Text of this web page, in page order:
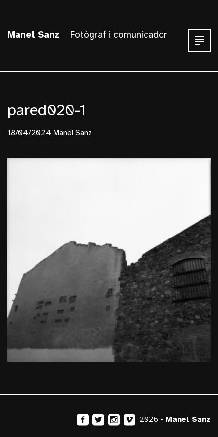
Manel Sanz Fotògraf i comunicador
pared020-1
18/04/2024 Manel Sanz
2026 - Manel Sanz